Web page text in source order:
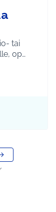
tai
op…